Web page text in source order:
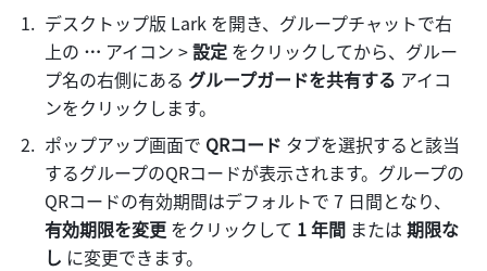
デスクトップ版 Lark を開き、グループチャットで右
上の … アイコン > 設定 をクリックしてから、グルー
プ名の右側にある グループガードを共有する アイコ
ンをクリックします。
ポップアップ画面で QRコード タブを選択すると該当
するグループのQRコードが表示されます。グループの
QRコードの有効期間はデフォルトで 7 日間となり、
有効期限を変更 をクリックして 1 年間 または 期限な
し に変更できます。